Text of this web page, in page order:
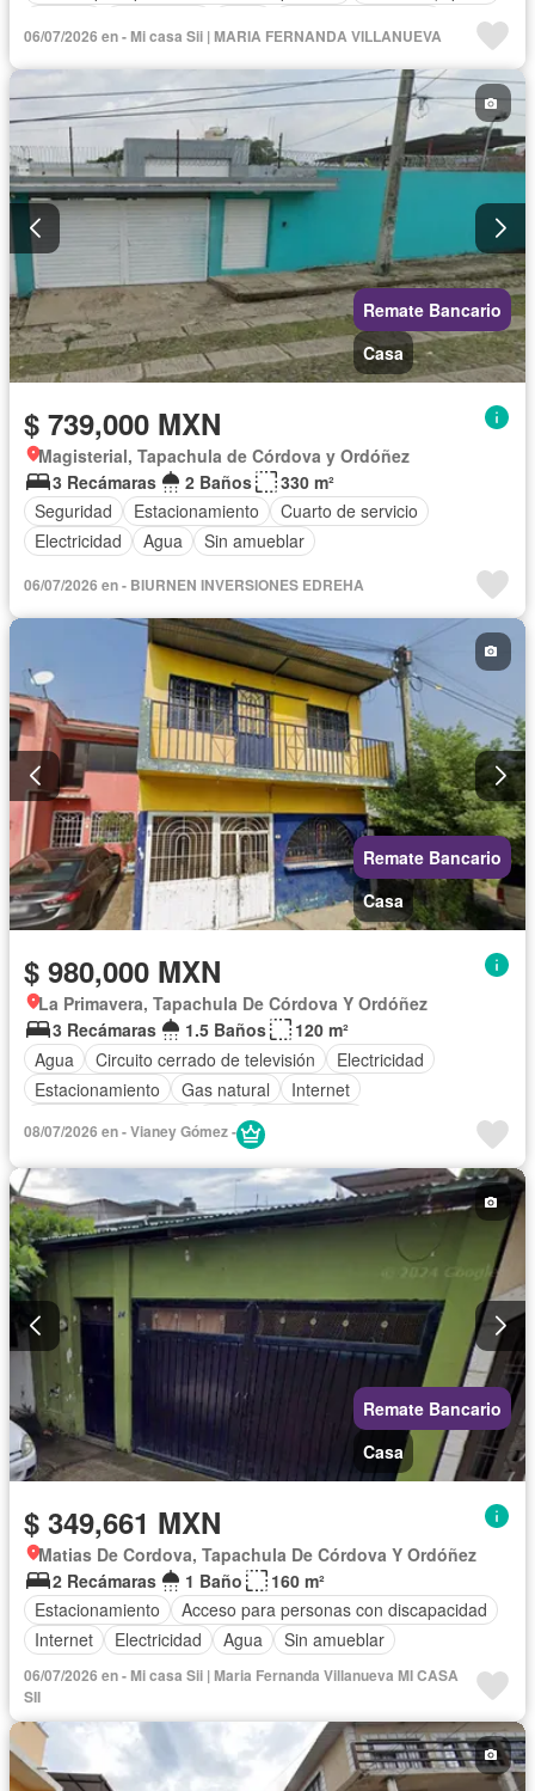
Televisión por cable
Zonas verdes
Vista panorámica
Recámara con closet
06/07/2026 en - Mi casa Sii | MARIA FERNANDA VILLANUEVA
Remate Bancario
Casa
$ 739,000 MXN
Magisterial, Tapachula de Córdova y Ordóñez
3 Recámaras
2 Baños
330 m²
Seguridad
Estacionamiento
Cuarto de servicio
Electricidad
Agua Sin amueblar
06/07/2026 en - BIURNEN INVERSIONES EDREHA
Remate Bancario
Casa
$ 980,000 MXN
La Primavera, Tapachula De Córdova Y Ordóñez
3 Recámaras
1.5 Baños
120 m²
Agua
Circuito cerrado de televisión
Electricidad
Estacionamiento
Gas natural
Internet
Sin amueblar
08/07/2026 en - Vianey Gómez -
Remate Bancario
Casa
$ 349,661 MXN
Matias De Cordova, Tapachula De Córdova Y Ordóñez
2 Recámaras
1 Baño
160 m²
Estacionamiento
Acceso para personas con discapacidad
Internet
Electricidad Agua Sin amueblar
06/07/2026 en - Mi casa Sii | Maria Fernanda Villanueva MI CASA
SII